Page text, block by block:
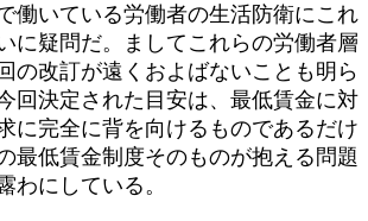
働いている労働者の生活防衛にこれ
に疑問だ。ましてこれらの労働者層
の改訂が遠くおよばないことも明ら
回決定された目安は、最低賃金に対
に完全に背を向けるものであるだけ
最低賃金制度そのものが抱える問題
わにしている。